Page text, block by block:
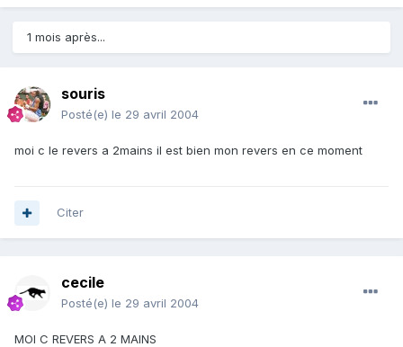
1 mois après...
souris
Posté(e) le 29 avril 2004
moi c le revers a 2mains il est bien mon revers en ce moment
Citer
cecile
Posté(e) le 29 avril 2004
MOI C REVERS A 2 MAINS